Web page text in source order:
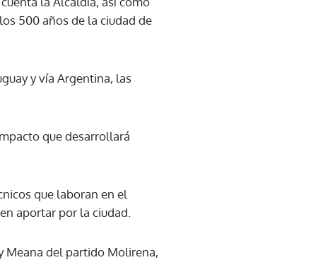
500 años de la ciudad de
y vía Argentina, las
que desarrollará
que laboran en el
aportar por la ciudad.
Meana del partido Molirena,